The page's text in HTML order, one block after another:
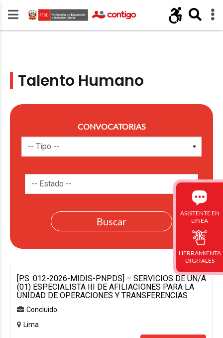
Talento Humano
CONVOCATORIAS
[P.S. 012-2026-MIDIS-PNPDS] – SERVICIOS DE UN/A
(01) ESPECIALISTA III DE AFILIACIONES PARA LA
UNIDAD DE OPERACIONES Y TRANSFERENCIAS
Concluido
Lima
ASISTENTE EN
LINEA
HERRAMIENTA
DIGITALES